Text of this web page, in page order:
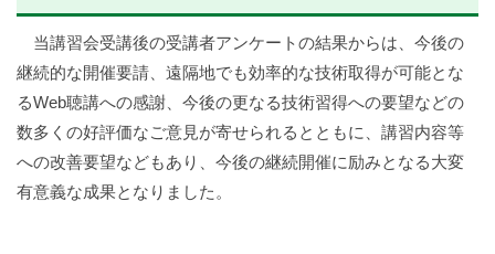
当講習会受講後の受講者アンケートの結果からは、今後の
継続的な開催要請、遠隔地でも効率的な技術取得が可能とな
るWeb聴講への感謝、今後の更なる技術習得への要望などの
数多くの好評価なご意見が寄せられるとともに、講習内容等
への改善要望などもあり、今後の継続開催に励みとなる大変
有意義な成果となりました。